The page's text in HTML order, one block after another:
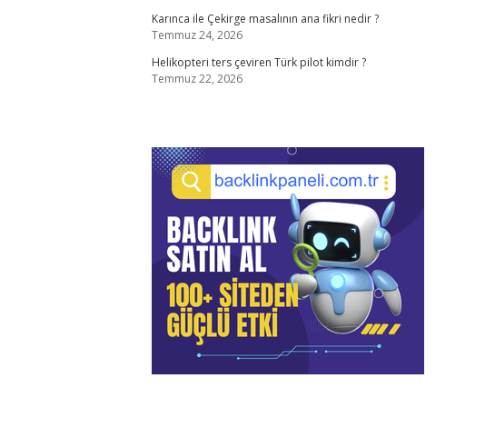
Karınca ile Çekirge masalının ana fikri nedir ?
Temmuz 24, 2026
Helikopteri ters çeviren Türk pilot kimdir ?
Temmuz 22, 2026